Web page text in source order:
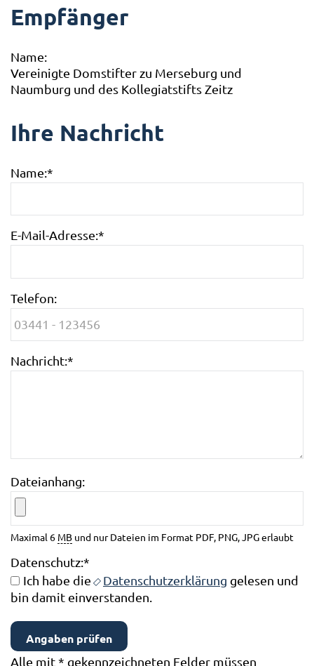
Empfänger
Name:
Vereinigte Domstifter zu Merseburg und
Naumburg und des Kollegiatstifts Zeitz
Ihre Nachricht
Name:*
E-Mail-Adresse:*
Telefon:
Nachricht:*
Dateianhang:
Maximal 6 MB und nur Dateien im Format PDF, PNG, JPG erlaubt
Datenschutz:*
Ich habe die
Datenschutzerklärung gelesen und
bin damit einverstanden.
Alle mit* gekennzeichneten Felder müssen